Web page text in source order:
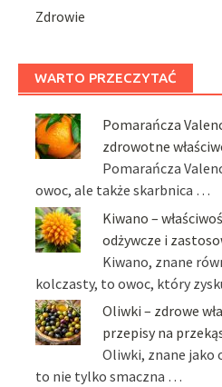
Zdrowie
WARTO PRZECZYTAĆ
Pomarańcza
zdrowotne
Pomarańcza
owoc, ale także skarbnica …
Kiwano –
odżywcze i
Kiwano, znane
kolczasty, to owoc, który
Oliwki – zdrowe
przepisy na
Oliwki, znane jako
to nie tylko smaczna …